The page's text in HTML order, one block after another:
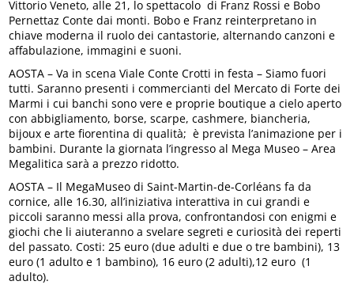
Vittorio Veneto, alle 21, lo spettacolo di Franz Rossi e Bobo
Pernettaz Conte dai monti. Bobo e Franz reinterpretano in
chiave moderna il ruolo dei cantastorie, alternando canzoni e
affabulazione, immagini e suoni.
AOSTA – Va in scena Viale Conte Crotti in festa – Siamo fuori
tutti. Saranno presenti i commercianti del Mercato di Forte dei
Marmi i cui banchi sono vere e proprie boutique a cielo aperto
con abbigliamento, borse, scarpe, cashmere, biancheria,
bijoux e arte fiorentina di qualità; è prevista l’animazione per i
bambini. Durante la giornata l’ingresso al Mega Museo – Area
Megalitica sarà a prezzo ridotto.
AOSTA – Il MegaMuseo di Saint-Martin-de-Corléans fa da
cornice, alle 16.30, all’iniziativa interattiva in cui grandi e
piccoli saranno messi alla prova, confrontandosi con enigmi e
giochi che li aiuteranno a svelare segreti e curiosità dei reperti
del passato. Costi: 25 euro (due adulti e due o tre bambini), 13
euro (1 adulto e 1 bambino), 16 euro (2 adulti),12 euro (1
adulto).